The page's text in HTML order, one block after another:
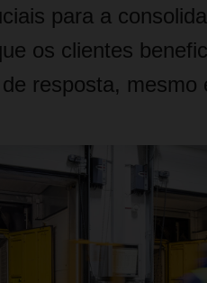
para a
os clientes
resposta, mesmo